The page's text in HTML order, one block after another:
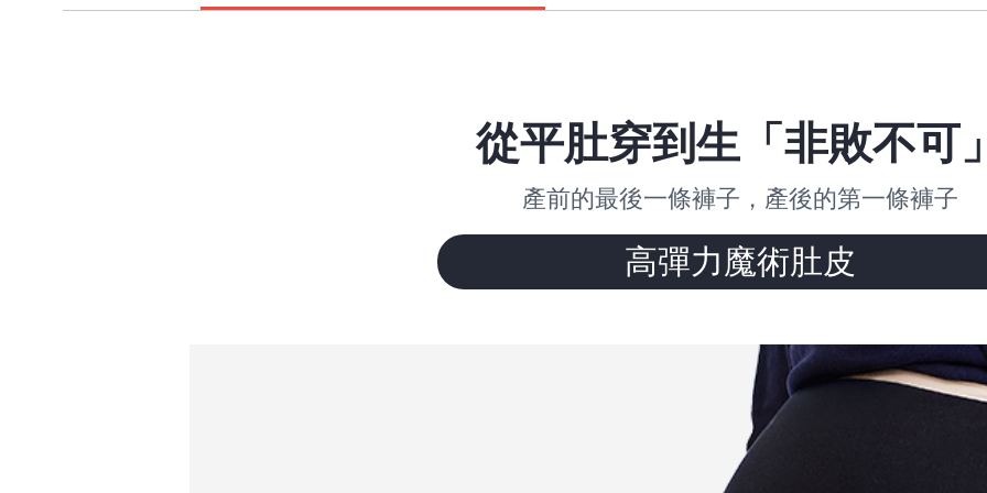
從平肚穿到生「非敗不可
產前的最後一條褲子，產後的第一條褲子
高彈力魔術肚皮